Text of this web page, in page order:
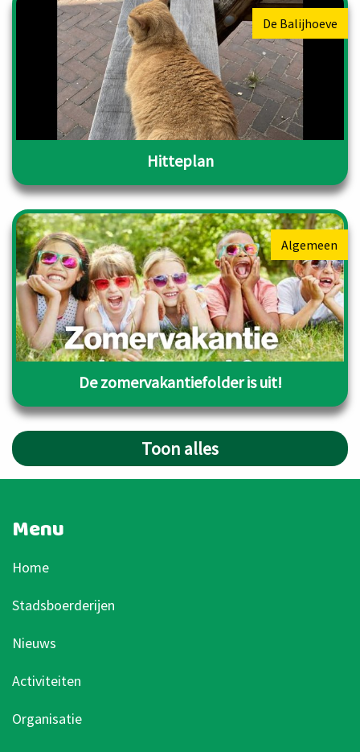
Hitteplan
De Balijhoeve
De zomervakantiefolder is uit!
Algemeen
Toon alles
Menu
Home
Stadsboerderijen
Nieuws
Activiteiten
Organisatie